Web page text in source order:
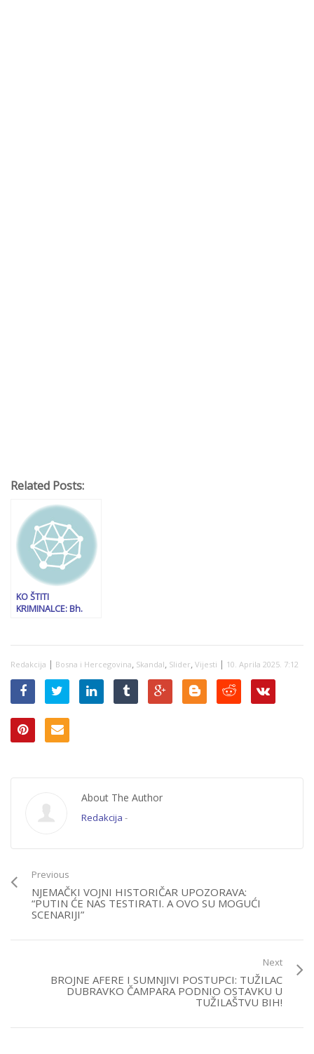
Related Posts:
KO ŠTITI
KRIMINALCE: Bh.
aferama, a
ni na vidiku
Redakcija | Bosna i Hercegovina, Skandal, Slider, Vijesti | 10. Aprila 2025. 7:12
About The Author
Redakcija -
Previous
NJEMAČKI VOJNI HISTORIČAR UPOZORAVA:
“PUTIN ĆE NAS TESTIRATI. A OVO SU MOGUĆI
SCENARIJI”
Next
BROJNE AFERE I SUMNJIVI POSTUPCI: TUŽILAC
DUBRAVKO ČAMPARA PODNIO OSTAVKU U
TUŽILAŠTVU BIH!